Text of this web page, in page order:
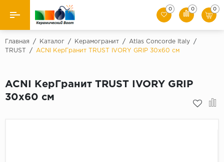
Назад
Керамическая плитка
0 0 0
Главная / Каталог / Керамогранит / Atlas Concorde Italy
/
TRUST
/ ACNI КерГранит TRUST IVORY GRIP 30x60 см
ACNI КерГранит TRUST IVORY GRIP
30x60 см